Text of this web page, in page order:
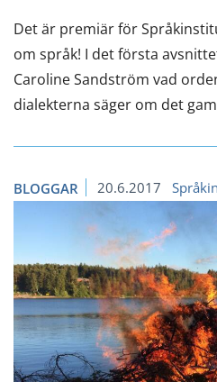
Det är premiär för
om språk! I det första
Caroline Sandström vad
dialekterna säger om det
BLOGGAR 20.6.2017